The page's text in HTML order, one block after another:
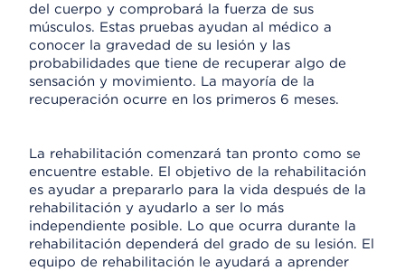
del cuerpo y comprobará la fuerza de sus
músculos. Estas pruebas ayudan al médico a
conocer la gravedad de su lesión y las
probabilidades que tiene de recuperar algo de
sensación y movimiento. La mayoría de la
recuperación ocurre en los primeros 6 meses.
La rehabilitación comenzará tan pronto como se
encuentre estable. El objetivo de la rehabilitación
es ayudar a prepararlo para la vida después de la
rehabilitación y ayudarlo a ser lo más
independiente posible. Lo que ocurra durante la
rehabilitación dependerá del grado de su lesión. El
equipo de rehabilitación le ayudará a aprender